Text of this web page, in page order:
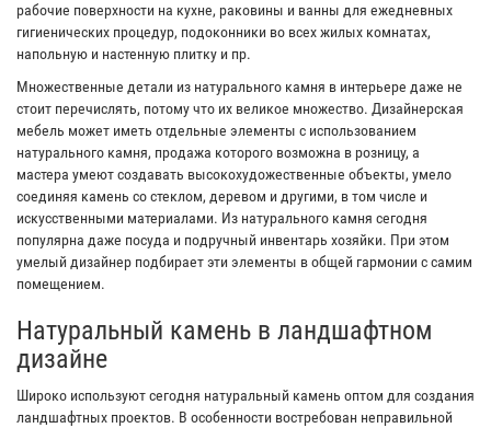
рабочие поверхности на кухне, раковины и ванны для ежедневных
гигиенических процедур, подоконники во всех жилых комнатах,
напольную и настенную плитку и пр.
Множественные детали из натурального камня в интерьере даже не
стоит перечислять, потому что их великое множество. Дизайнерская
мебель может иметь отдельные элементы с использованием
натурального камня, продажа которого возможна в розницу, а
мастера умеют создавать высокохудожественные объекты, умело
соединяя камень со стеклом, деревом и другими, в том числе и
искусственными материалами. Из натурального камня сегодня
популярна даже посуда и подручный инвентарь хозяйки. При этом
умелый дизайнер подбирает эти элементы в общей гармонии с самим
помещением.
Натуральный камень в ландшафтном
дизайне
Широко используют сегодня натуральный камень оптом для создания
ландшафтных проектов. В особенности востребован неправильной